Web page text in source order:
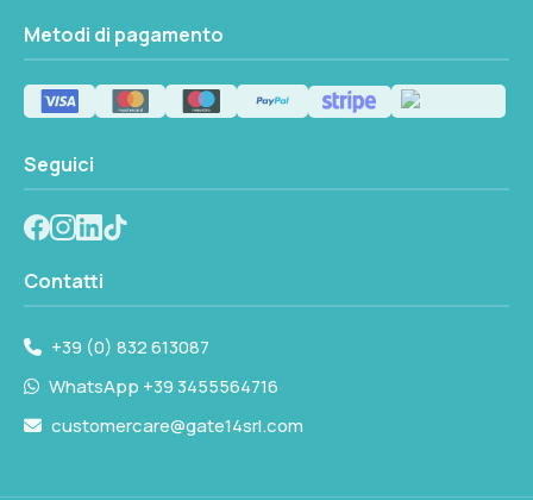
Metodi di pagamento
Seguici
Contatti
+39 (0) 832 613087
WhatsApp +39 3455564716
customercare@gate14srl.com